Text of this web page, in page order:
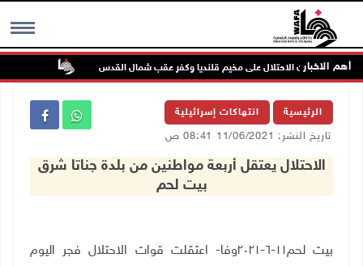
MENU أهم الاخبار
الرئيسية انتهاكات إسرائيلية
تاريخ النشر: 11/06/2021 08:41 ص
الاحتلال يعتقل أربعة مواطنين من بلدة جناتا شرق
بيت لحم
بيت لحم١١-٦-٢٠٢١وفا- اعتقلت قوات الاحتلال فجر اليوم